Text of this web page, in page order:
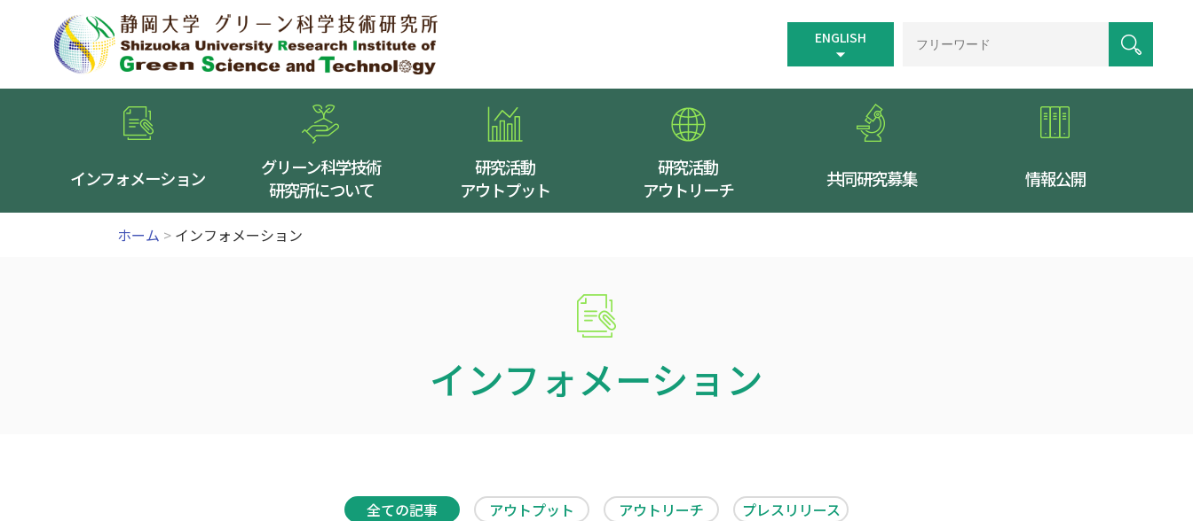
ENGLISH
インフォメーション
グリーン科学技術
研究所について
研究活動
アウトプット
研究活動
アウトリーチ
共同研究募集 情報公開
ホーム > インフォメーション
インフォメーション
全ての記事 アウトプット アウトリーチ プレスリリース